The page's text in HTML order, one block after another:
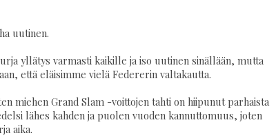
uutinen.
yllätys varmasti kaikille ja iso uutinen sinällään, mutta
että eläisimme vielä Federerin valtakautta.
miehen Grand Slam -voittojen tahti on hiipunut parhaista
lähes kahden ja puolen vuoden kannuttomuus, joten
aika.